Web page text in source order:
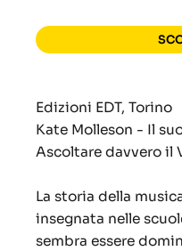
Edizioni EDT, Torino
Kate Molleson - Il
Ascoltare davvero il
La storia della
insegnata nelle
sembra essere